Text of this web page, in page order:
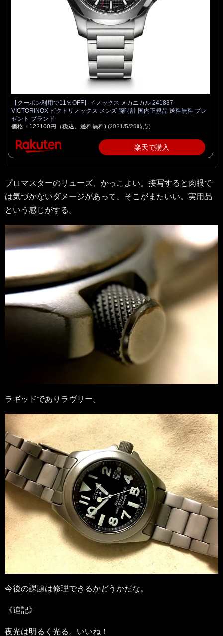
【クーポン利用で11％OFF】イノックス メカニカル 241837
VICTORINOX ビクトリノックス メンズ 腕時計 国内正規品 送料無料 プレ
ゼント ブランド
価格：122100円（税込、送料無料) (2021/5/29時点)
楽天で購入
プロマスターのリューズ、かっこよい。接写すると肉眼で
は気づかないダメージがあって、そこがまたいい。実用品
という感じがする。
ラギッドでありラヴリー。
今後の課題は修理できるかどうかだな。
《追記》
夜光は明るく光る。いいね！